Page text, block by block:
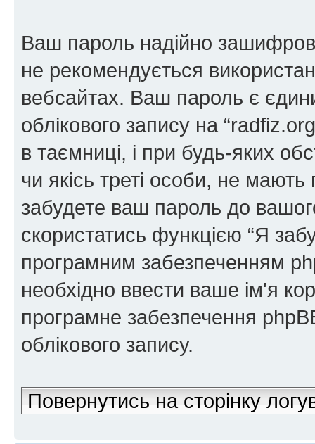
Ваш пароль надійно
не рекомендується
вебсайтах. Ваш пароль є
облікового запису на
в таємниці, і при будь-яких
чи якісь треті особи, не
забудете ваш пароль до
скористатись функцією “Я
програмним забезпеченням
необхідно ввести ваше ім'я
програмне забезпечення
облікового запису.
Повернутись на сторінку